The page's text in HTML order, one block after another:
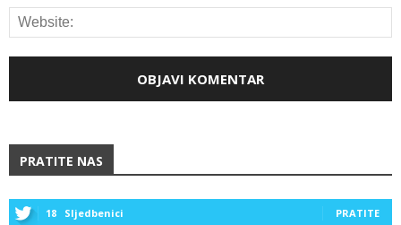
PRATITE NAS
18 Sljedbenici PRATITE